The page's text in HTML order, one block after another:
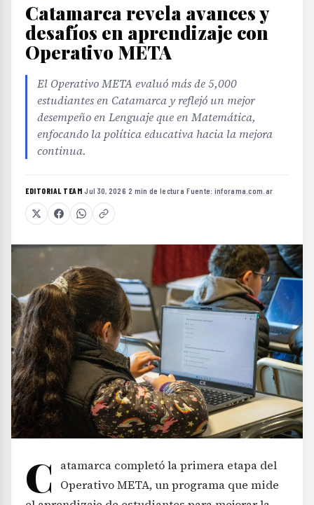
Catamarca revela avances y
desafíos en aprendizaje con
Operativo META
El Operativo META evaluó más de 5,000
estudiantes en Catamarca y reflejó un mejor
desempeño en Lenguaje que en Matemática,
enfocando la política educativa hacia la mejora
continua.
EDITORIAL TEAM·Jul 30, 2026·2 min de lectura·Fuente: inforama.com.ar
C
atamarca completó la primera etapa del
Operativo META, un programa que mide